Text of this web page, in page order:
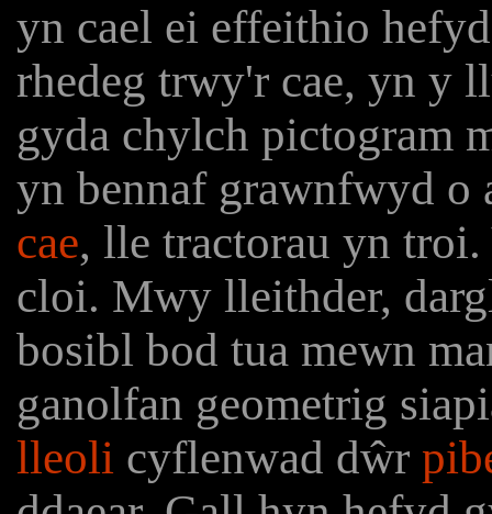
yn cael ei effeithio
rhedeg trwy'r cae, yn y
gyda chylch pictogram
yn bennaf grawnfwyd
cae, lle tractorau yn
cloi. Mwy lleithder,
bosibl bod tua mewn
ganolfan geometrig
lleoli cyflenwad dŵr